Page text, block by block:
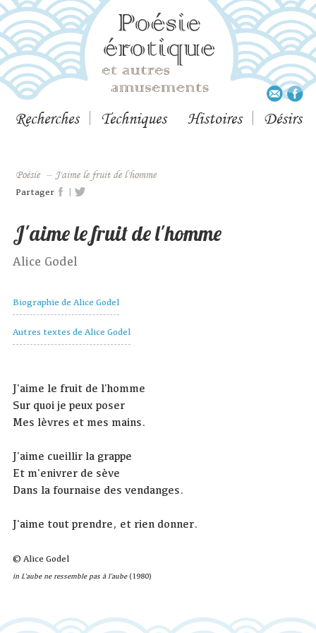
Recherches Techniques Histoires Désirs
Poésie – J'aime le fruit de l'homme
Partager |
J'aime le fruit de l'homme
Alice Godel
Biographie de Alice Godel
Autres textes de Alice Godel
J'aime le fruit de l'homme
Sur quoi je peux poser
Mes lèvres et mes mains.
J'aime cueillir la grappe
Et m'enivrer de sève
Dans la fournaise des vendanges.
J'aime tout prendre, et rien donner.
© Alice Godel
in L'aube ne ressemble pas à l'aube(1980)